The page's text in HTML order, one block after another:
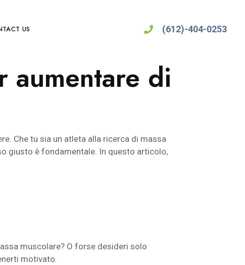
US (612)-404-0253
aumentare di
Che tu sia un atleta alla ricerca di massa
giusto è fondamentale. In questo articolo,
muscolare? O forse desideri solo
motivato.